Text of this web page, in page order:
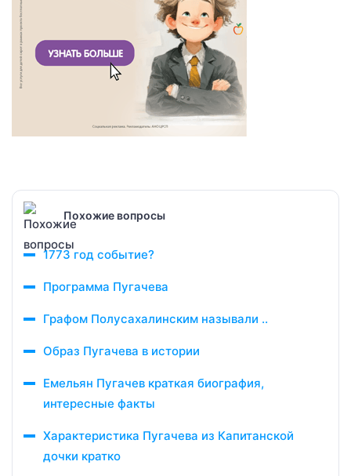
Похожие вопросы
1773 год событие?
Программа Пугачева
Графом Полусахалинским называли ..
Образ Пугачева в истории
Емельян Пугачев краткая биография,
интересные факты
Характеристика Пугачева из Капитанской
дочки кратко